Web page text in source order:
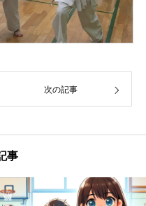
次の記事
事